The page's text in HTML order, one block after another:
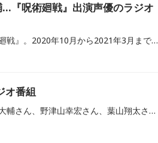
『呪術廻戦』出演声優のラジオ
芥見下々（あくたみ・げげ）さん原作の人気漫画『呪術廻戦』。2020年10月から2021年3月までテレビアニメ第1期が放送、2021年12月には映画『劇場版 呪術廻戦 0』が公開されました。2023年7月からは、MBS・TBS系列全国28局でテレビアニメ第2期が放送されており、「懐玉・玉折」編、「渋谷事変」編が描かれています。当記事では、内田雄馬さんや諏訪部順一さん、小松未可子さんら、アニメ『呪術廻戦』に出演する声優陣のレギュラー番組、映画『劇場版 呪術廻戦 0』公開を記念して放送された特別番組『オールナイトニッポンGOLD ～劇場版 呪術廻戦 0 SP～』についてご紹介します。
オ番組
岩田光央さん、鈴村健一さん、森久保祥太郎さん、浪川大輔さん、野津山幸宏さん、葉山翔太さん、増田俊樹さん、村上喜紀さん、飯田里穂さん、久保ユリカさん、大空直美さん、中島唯さん、松田颯水さん、阪口大助さん、釘宮理恵さん……ラジオ大阪のアニラジ番組枠「V-Station」で放送されている声優のラジオ番組をご紹介します。